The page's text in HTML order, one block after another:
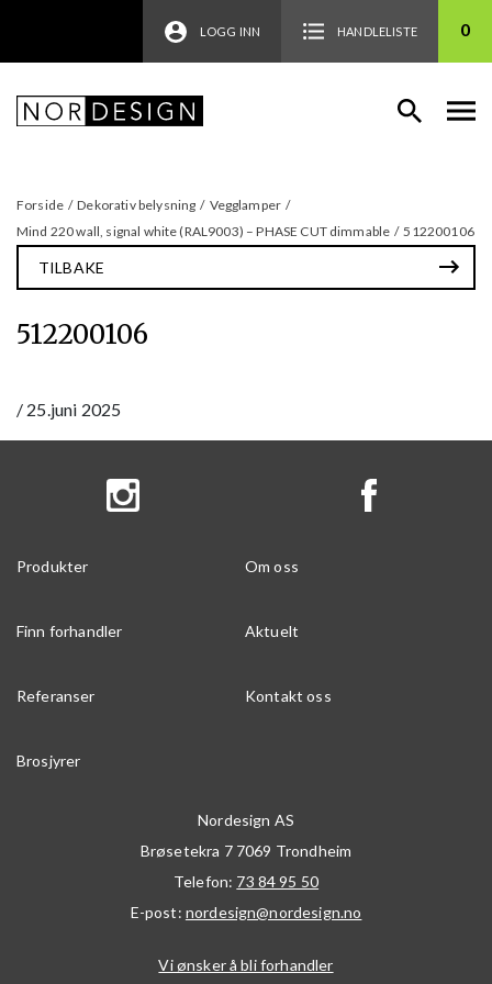
LOGG INN HANDLELISTE 0
Forside / Dekorativ belysning / Vegglamper /
Mind 220 wall, signal white (RAL9003) – PHASE CUT dimmable / 512200106
TILBAKE
512200106
/ 25.juni 2025
Produkter Om oss
Finn forhandler Aktuelt
Referanser Kontakt oss
Brosjyrer
Nordesign AS
Brøsetekra 7 7069 Trondheim
Telefon: 73 84 95 50
E-post: nordesign@nordesign.no
Vi ønsker å bli forhandler